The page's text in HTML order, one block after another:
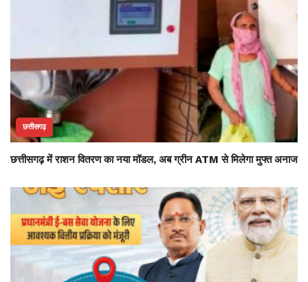
छत्तीसगढ़
छत्तीसगढ़ में राशन वितरण का नया मॉडल, अब ग्रीन ATM से मिलेगा मुफ्त अनाज